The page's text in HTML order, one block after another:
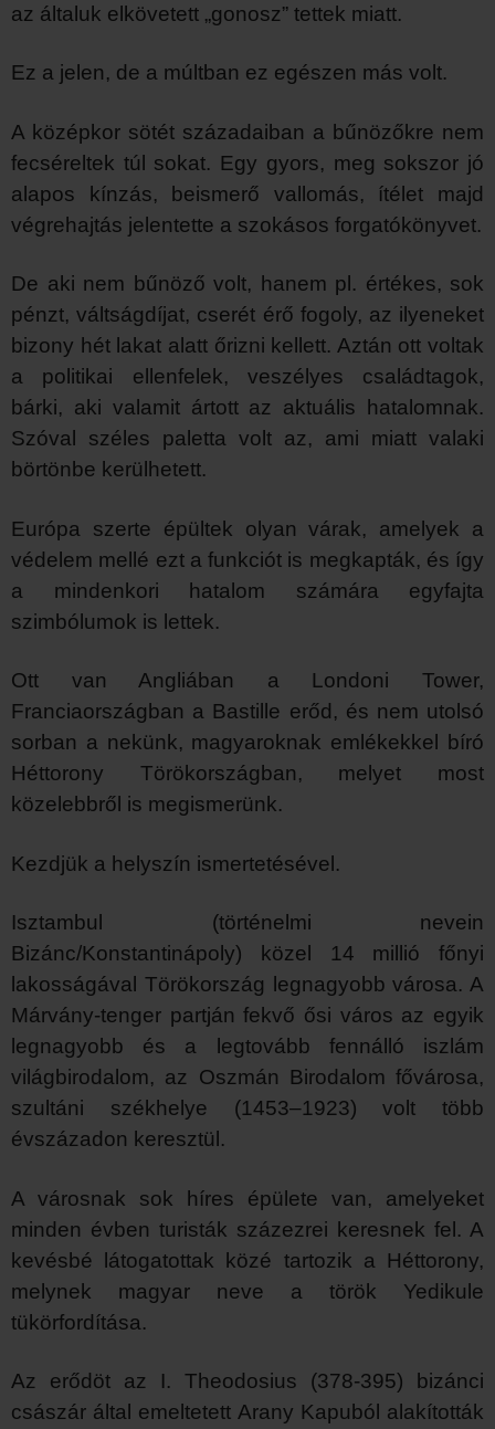
az általuk elkövetett „gonosz” tettek miatt.
Ez a jelen, de a múltban ez egészen más volt.
A középkor sötét századaiban a bűnözőkre nem
fecséreltek túl sokat. Egy gyors, meg sokszor jó
alapos kínzás, beismerő vallomás, ítélet majd
végrehajtás jelentette a szokásos forgatókönyvet.
De aki nem bűnöző volt, hanem pl. értékes, sok
pénzt, váltságdíjat, cserét érő fogoly, az ilyeneket
bizony hét lakat alatt őrizni kellett. Aztán ott voltak
a politikai ellenfelek, veszélyes családtagok,
bárki, aki valamit ártott az aktuális hatalomnak.
Szóval széles paletta volt az, ami miatt valaki
börtönbe kerülhetett.
Európa szerte épültek olyan várak, amelyek a
védelem mellé ezt a funkciót is megkapták, és így
a mindenkori hatalom számára egyfajta
szimbólumok is lettek.
Ott van Angliában a Londoni Tower,
Franciaországban a Bastille erőd, és nem utolsó
sorban a nekünk, magyaroknak emlékekkel bíró
Héttorony Törökországban, melyet most
közelebbről is megismerünk.
Kezdjük a helyszín ismertetésével.
Isztambul (történelmi nevein
Bizánc/Konstantinápoly) közel 14 millió főnyi
lakosságával Törökország legnagyobb városa. A
Márvány-tenger partján fekvő ősi város az egyik
legnagyobb és a legtovább fennálló iszlám
világbirodalom, az Oszmán Birodalom fővárosa,
szultáni székhelye (1453–1923) volt több
évszázadon keresztül.
A városnak sok híres épülete van, amelyeket
minden évben turisták százezrei keresnek fel. A
kevésbé látogatottak közé tartozik a Héttorony,
melynek magyar neve a török Yedikule
tükörfordítása.
Az erődöt az I. Theodosius (378-395) bizánci
császár által emeltetett Arany Kapuból alakították